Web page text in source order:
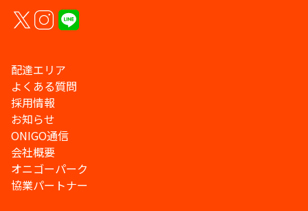
配達エリア
よくある質問
採用情報
お知らせ
ONIGO通信
会社概要
オニゴーパーク
協業パートナー